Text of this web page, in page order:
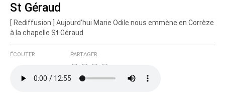
St Géraud
[ Rediffusion ] Aujourd’hui Marie Odile nous emmène en Corrèze
à la chapelle St Géraud
ÉCOUTER PARTAGER